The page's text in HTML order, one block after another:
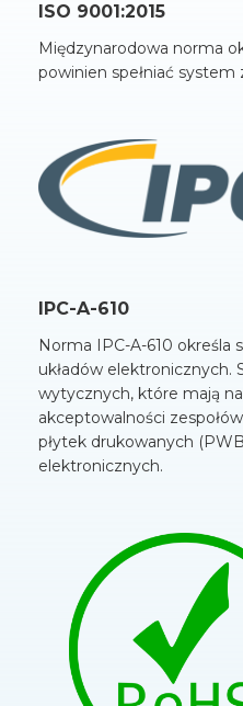
ISO 9001:2015
Międzynarodowa norma
powinien spełniać system
IPC-A-610
Norma IPC-A-610 określa
układów elektronicznych.
wytycznych, które mają
akceptowalności
płytek drukowanych
elektronicznych.